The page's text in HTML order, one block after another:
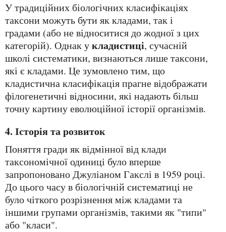
У традиційних біологічних класифікаціях
таксони можуть бути як кладами, так і
градами (або не відноситися до жодної з цих
категорій). Однак укладистиці, сучасній
школі систематики, визнаються лише таксони,
які є кладами. Це зумовлено тим, що
кладистична класифікація прагне відображати
філогенетичні відносини, які надають більш
точну картину еволюційної історії організмів.
4. Історія та розвиток
Поняття гради як відмінної від клади
таксономічної одиниці було вперше
запропоновано Джуліаном Гакслі в 1959 році.
До цього часу в біологічній систематиці не
було чіткого розрізнення між кладами та
іншими групами організмів, такими як "типи"
або "класи".